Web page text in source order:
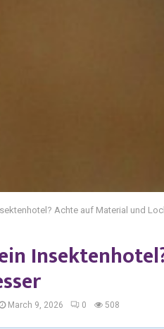
Achte auf Material und
March 9, 2026 0 508